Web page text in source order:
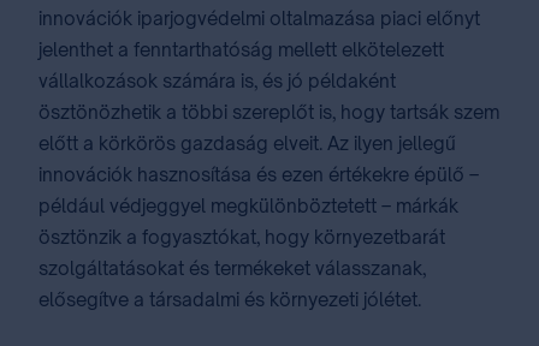
innovációk iparjogvédelmi oltalmazása piaci előnyt
jelenthet a fenntarthatóság mellett elkötelezett
vállalkozások számára is, és jó példaként
ösztönözhetik a többi szereplőt is, hogy tartsák szem
előtt a körkörös gazdaság elveit. Az ilyen jellegű
innovációk hasznosítása és ezen értékekre épülő –
például védjeggyel megkülönböztetett – márkák
ösztönzik a fogyasztókat, hogy környezetbarát
szolgáltatásokat és termékeket válasszanak,
elősegítve a társadalmi és környezeti jólétet.